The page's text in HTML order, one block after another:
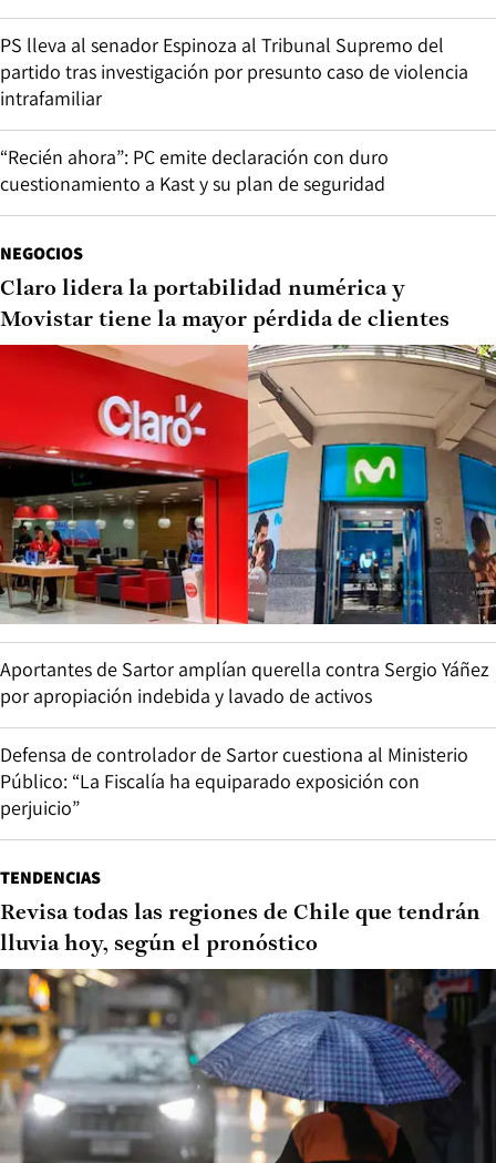
PS lleva al senador Espinoza al Tribunal Supremo del
partido tras investigación por presunto caso de violencia
intrafamiliar
“Recién ahora”: PC emite declaración con duro
cuestionamiento a Kast y su plan de seguridad
NEGOCIOS
Claro lidera la portabilidad numérica y
Movistar tiene la mayor pérdida de clientes
Aportantes de Sartor amplían querella contra Sergio Yáñez
por apropiación indebida y lavado de activos
Defensa de controlador de Sartor cuestiona al Ministerio
Público: “La Fiscalía ha equiparado exposición con
perjuicio”
TENDENCIAS
Revisa todas las regiones de Chile que tendrán
lluvia hoy, según el pronóstico